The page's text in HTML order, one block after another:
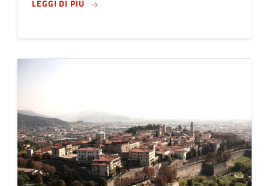
LEGGI DI PIÙSUPRONTI CINQUE APPARTAMENTI